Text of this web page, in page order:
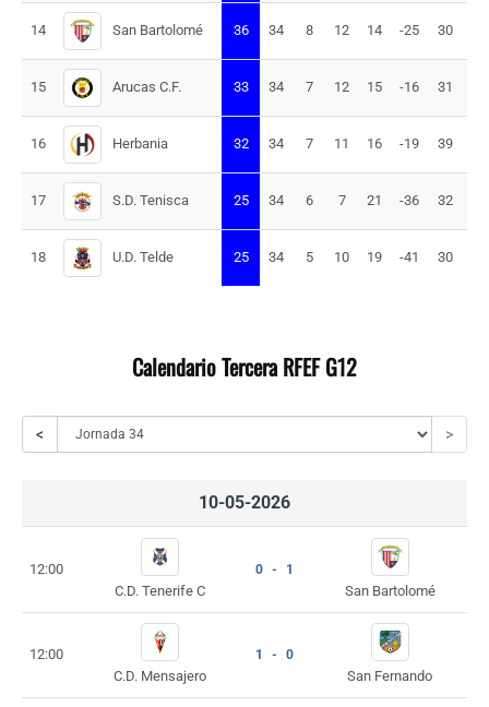
14 San Bartolomé 36 34 8 12 14 -25 30
15 Arucas C.F. 33 34 7 12 15 -16 31
16 Herbania 32 34 7 11 16 -19 39
17 S.D. Tenisca 25 34 6 7 21 -36 32
18 U.D. Telde 25 34 5 10 19 -41 30
Calendario Tercera RFEF G12
< >
10-05-2026
12:00
C.D. Tenerife C
0 - 1
San Bartolomé
12:00
C.D. Mensajero
1 - 0
San Fernando